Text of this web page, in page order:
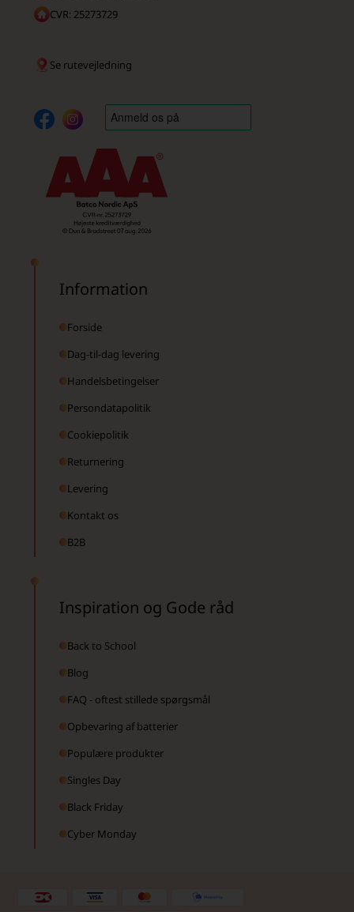
CVR: 25273729
Se rutevejledning
Information
Forside
Dag-til-dag levering
Handelsbetingelser
Persondatapolitik
Cookiepolitik
Returnering
Levering
Kontakt os
B2B
Inspiration og Gode råd
Back to School
Blog
FAQ - oftest stillede spørgsmål
Opbevaring af batterier
Populære produkter
Singles Day
Black Friday
Cyber Monday